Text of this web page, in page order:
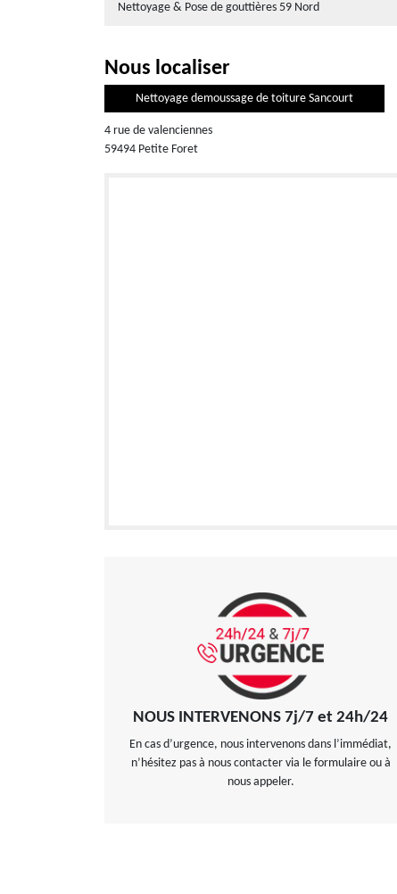
Nettoyage & Pose de gouttières 59 Nord
Nous localiser
Nettoyage demoussage de toiture Sancourt
4 rue de valenciennes
59494 Petite Foret
NOUS INTERVENONS 7j/7 et 24h/24
En cas d’urgence, nous intervenons dans l’immédiat,
n’hésitez pas à nous contacter via le formulaire ou à
nous appeler.